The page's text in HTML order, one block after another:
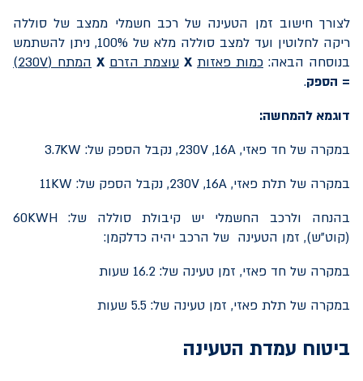
לצורך חישוב זמן הטעינה של רכב חשמלי ממצב של סוללה
ריקה לחלוטין ועד למצב סוללה מלא של 100%, ניתן להשתמש
בנוסחה הבאה: כמות פאזות X עוצמת הזרם X המתח (230V
)
= הספק.
דוגמא להמחשה:
במקרה של חד פאזי, 16A
,
230V, נקבל הספק של: 3.7KW
במקרה של תלת פאזי, 16A
,
230V, נקבל הספק של: 11KW
בהנחה ולרכב החשמלי יש קיבולת סוללה של: 60KWH
(קוט"ש), זמן הטעינה של הרכב יהיה כדלקמן:
במקרה של חד פאזי, זמן טעינה של: 16.2 שעות
במקרה של תלת פאזי, זמן טעינה של: 5.5 שעות
ביטוח עמדת הטעינה